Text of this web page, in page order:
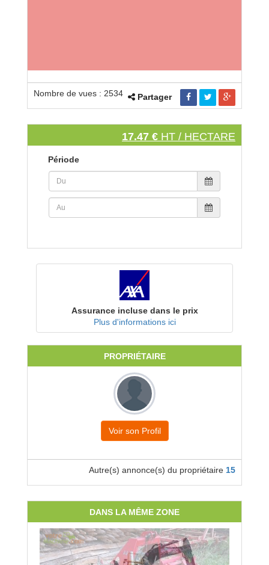
Nombre de vues : 2534 Partager
17.47 € HT / HECTARE
Période
Assurance incluse dans le prix
Plus d'informations ici
PROPRIÉTAIRE
Voir son Profil
Autre(s) annonce(s) du propriétaire 15
DANS LA MÊME ZONE